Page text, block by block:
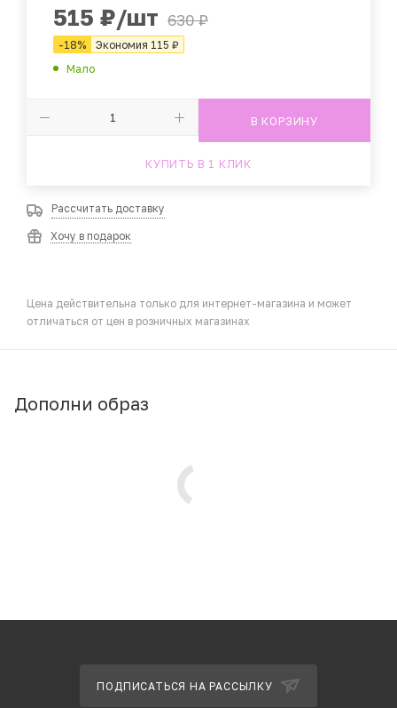
515 ₽/шт 630₽
-18% Экономия 115 ₽
Мало
В КОРЗИНУ
КУПИТЬ В 1 КЛИК
Рассчитать доставку
Хочу в подарок
Цена действительна только для интернет-магазина и может
отличаться от цен в розничных магазинах
Дополни образ
ПОДПИСАТЬСЯ НА РАССЫЛКУ